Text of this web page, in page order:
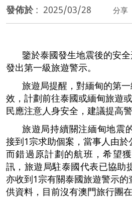
發佈於 : 2025/03/28 分享
鑒於泰國發生地震後的安
發出第一級旅遊警示。
旅遊局提醒，對緬甸的第
效，計劃前往泰國或緬甸旅遊
民應注意人身安全，建議提高
旅遊局持續關注緬甸地震
接到1宗求助個案，當事人由
而錯過原計劃的航班，希望
訊，旅遊局駐泰國代表已協助
亦收到1宗有關泰國旅遊警示
供資料，目前沒有澳門旅行團在